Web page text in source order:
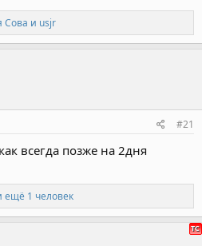
Сова и usjr
#21
всегда позже на 2дня
ещё 1 человек